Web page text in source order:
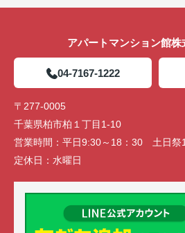
アパートマンション館
04-7167-1222
〒277-0005
千葉県柏市柏１丁目1-10
営業時間： 平日9:30～18：30 土日祭
定休日： 水曜日